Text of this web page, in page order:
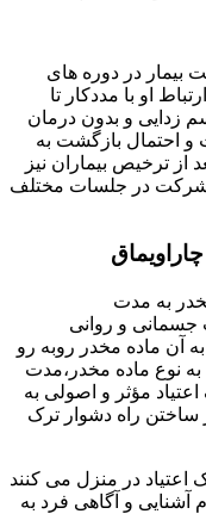
بیمار در دوره های
او با مددکار تا
سم زدایی و بدون درمان
و احتمال بازگشت به
از ترخیص بیماران نیز
شرکت در جلسات مختلف
به مدت
جسمانی و روانی
آن ماده مخدر روبه رو
نوع ماده مخدر،مدت
مؤثر و اصولی به
ساختن راه دشوار ترک
در منزل می کنند
آشنایی و آگاهی فرد به